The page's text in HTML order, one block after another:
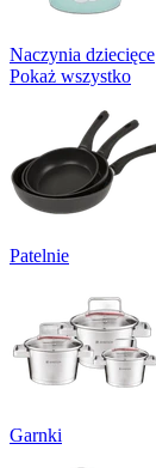
Naczynia dziecięce
Pokaż wszystko
Patelnie
Garnki